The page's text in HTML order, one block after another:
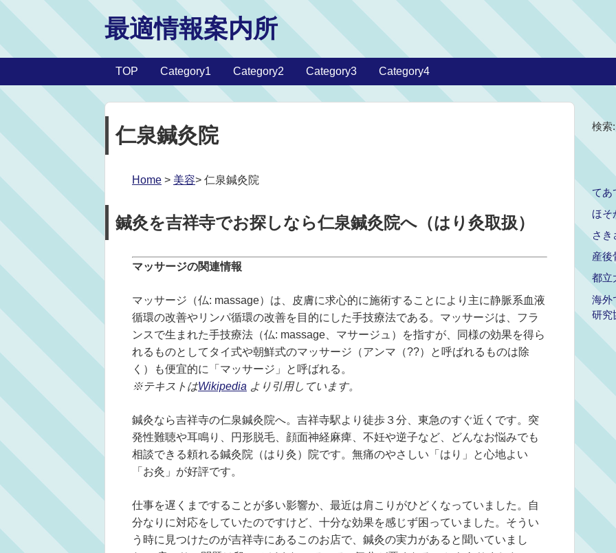
最適情報案内所
TOP Category1 Category2 Category3 Category4
仁泉鍼灸院
Home > 美容> 仁泉鍼灸院
鍼灸を吉祥寺でお探しなら仁泉鍼灸院へ（はり灸取扱）
マッサージの関連情報
マッサージ（仏: massage）は、皮膚に求心的に施術することにより主に静脈系血液
循環の改善やリンパ循環の改善を目的にした手技療法である。マッサージは、フラ
ンスで生まれた手技療法（仏: massage、マサージュ）を指すが、同様の効果を得ら
れるものとしてタイ式や朝鮮式のマッサージ（アンマ（??）と呼ばれるものは除
く）も便宜的に「マッサージ」と呼ばれる。
※テキストはWikipedia より引用しています。
鍼灸なら吉祥寺の仁泉鍼灸院へ。吉祥寺駅より徒歩３分、東急のすぐ近くです。突
発性難聴や耳鳴り、円形脱毛、顔面神経麻痺、不妊や逆子など、どんなお悩みでも
相談できる頼れる鍼灸院（はり灸）院です。無痛のやさしい「はり」と心地よい
「お灸」が好評です。
仕事を遅くまですることが多い影響か、最近は肩こりがひどくなっていました。自
分なりに対応をしていたのですけど、十分な効果を感じず困っていました。そうい
う時に見つけたのが吉祥寺にあるこのお店で、鍼灸の実力があると聞いていまし
検索:
てあ
ほそ
さき
産後
都立
海外
研究